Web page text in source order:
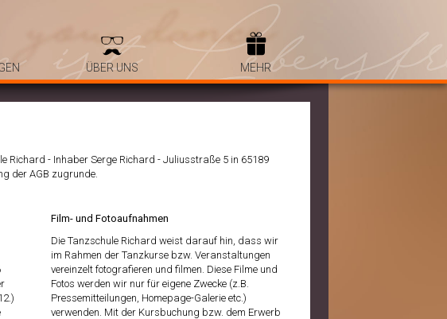
ÜBER UNS MEHR
Richard - Inhaber Serge Richard - Juliusstraße 5 in 65189
der AGB zugrunde.
Film- und Fotoaufnahmen
Die Tanzschule Richard weist darauf hin, dass wir
im Rahmen der Tanzkurse bzw. Veranstaltungen
vereinzelt fotografieren und filmen. Diese Filme und
Fotos werden wir nur für eigene Zwecke (z.B.
Pressemitteilungen, Homepage-Galerie etc.)
verwenden. Mit der Kursbuchung bzw. dem Erwerb